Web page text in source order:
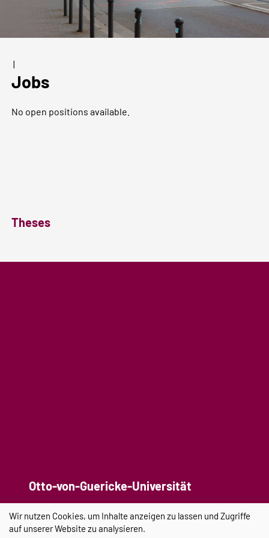
|
Jobs
No open positions available.
Theses
Otto-von-Guericke-Universität
Universitätsplatz 2
39106 Magdeburg (Germany)
Wir nutzen Cookies, um Inhalte anzeigen zu lassen und Zugriffe
auf unserer Website zu analysieren.